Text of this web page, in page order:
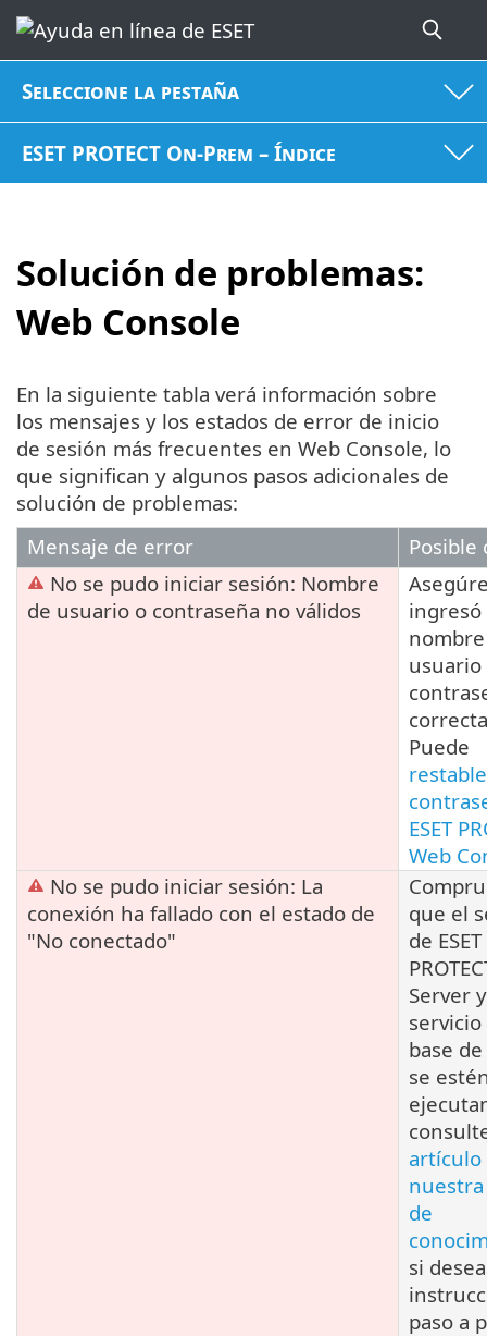
Seleccione la pestaña
ESET PROTECT On-Prem – Índice
Solución de problemas:
Web Console
En la siguiente tabla verá información sobre
los mensajes y los estados de error de inicio
de sesión más frecuentes en Web Console, lo
que significan y algunos pasos adicionales de
solución de problemas:
Mensaje de error
Posible
No se pudo iniciar sesión: Nombre
de usuario o contraseña no válidos
ingresó
usuario
Puede
ESET
Web
No se pudo iniciar sesión: La
conexión ha fallado con el estado de
"No conectado"
que el
de ESET
Server
base
se
artículo
nuestra
de
si
paso a